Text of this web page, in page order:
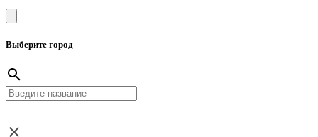
Выберите город